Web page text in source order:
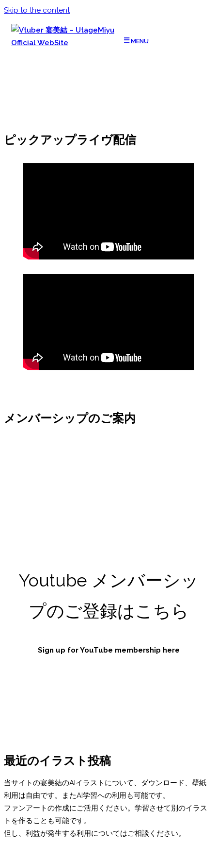
Skip to the content
MENU
ピックアップライヴ配信
メンバーシップのご案内
Youtube メンバーシッ
プのご登録はこちら
Sign up for YouTube membership here
最近のイラスト投稿
当サイトの宴美結のAIイラストについて、ダウンロード、壁紙
利用は自由です。またAI学習への利用も可能です。
ファンアートの作成にご活用ください。学習させて別のイラス
トを作ることも可能です。
但し、利益が発生する利用についてはご相談ください。